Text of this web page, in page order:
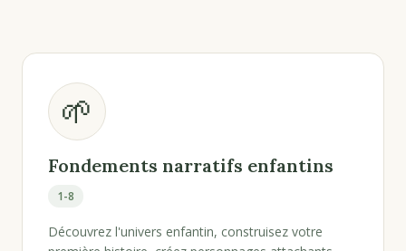
🌱
Fondements narratifs enfantins
1-8
Découvrez l'univers enfantin, construisez votre